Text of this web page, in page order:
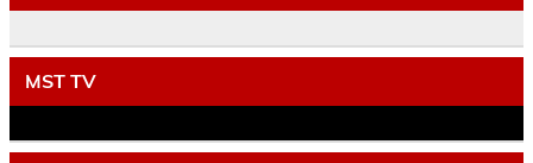
MST TV